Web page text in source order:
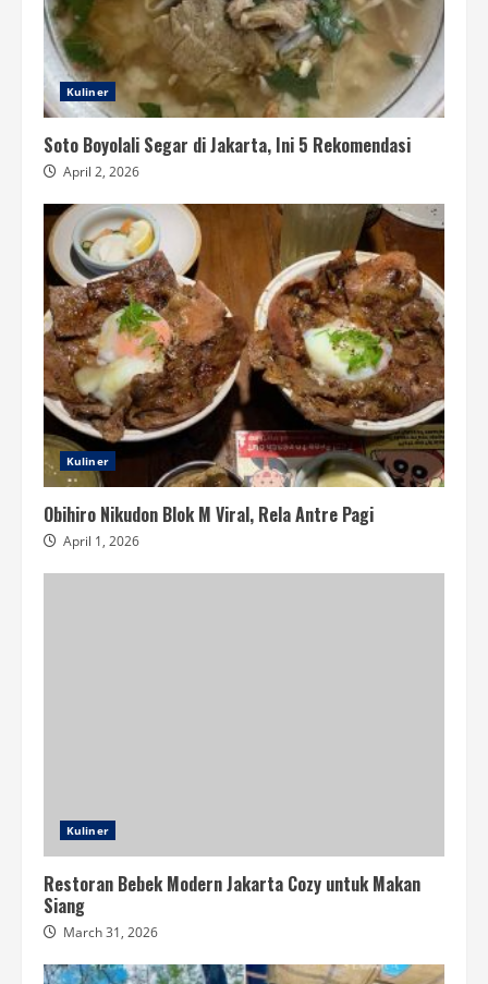
Kuliner
Soto Boyolali Segar di Jakarta, Ini 5 Rekomendasi
April 2, 2026
Kuliner
Obihiro Nikudon Blok M Viral, Rela Antre Pagi
April 1, 2026
Kuliner
Restoran Bebek Modern Jakarta Cozy untuk Makan
Siang
March 31, 2026